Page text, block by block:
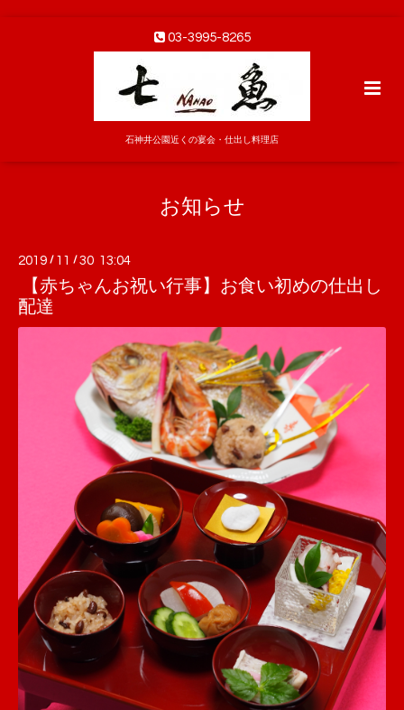
03-3995-8265
石神井公園近くの宴会・仕出し料理店
お知らせ
2019 / 11 /30 13:04
【赤ちゃんお祝い行事】お食い初めの仕出し
配達